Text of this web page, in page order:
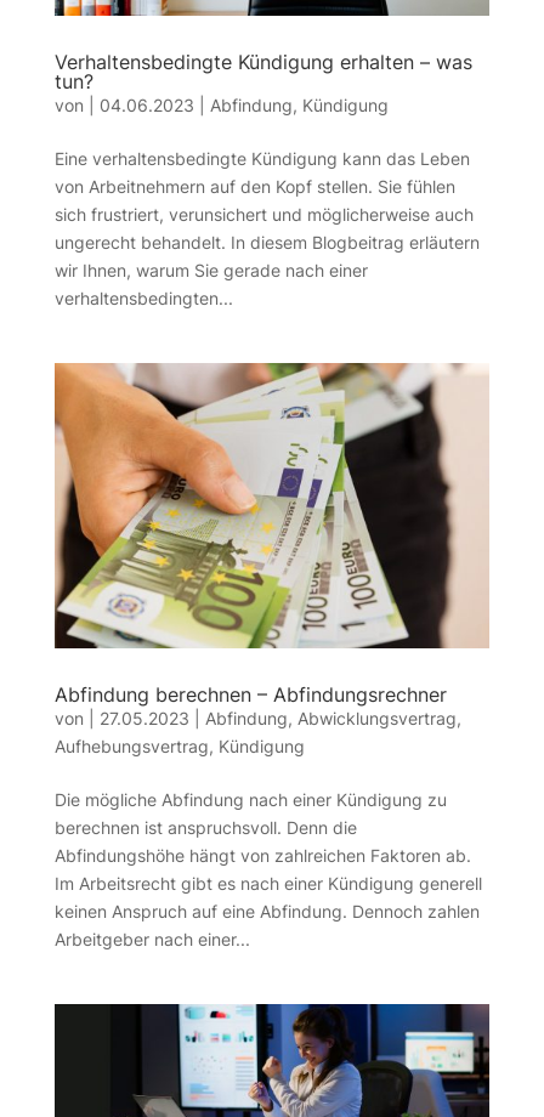
Verhaltensbedingte Kündigung erhalten – was
tun?
von 04.06.2023 Abfindung, Kündigung
Eine verhaltensbedingte Kündigung kann das Leben
von Arbeitnehmern auf den Kopf stellen. Sie fühlen
sich frustriert, verunsichert und möglicherweise auch
ungerecht behandelt. In diesem Blogbeitrag erläutern
wir Ihnen, warum Sie gerade nach einer
verhaltensbedingten...
Abfindung berechnen – Abfindungsrechner
von 27.05.2023 Abfindung, Abwicklungsvertrag,
Aufhebungsvertrag, Kündigung
Die mögliche Abfindung nach einer Kündigung zu
berechnen ist anspruchsvoll. Denn die
Abfindungshöhe hängt von zahlreichen Faktoren ab.
Im Arbeitsrecht gibt es nach einer Kündigung generell
keinen Anspruch auf eine Abfindung. Dennoch zahlen
Arbeitgeber nach einer...